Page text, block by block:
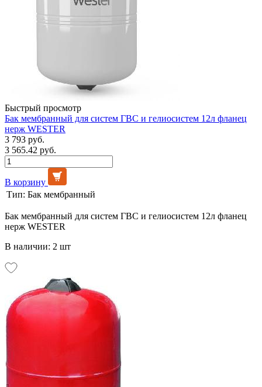
Быстрый просмотр
Бак мембранный для систем ГВС и гелиосистем 12л фланец
нерж WESTER
3 793 руб.
3 565.42 руб.
В корзину
Тип: Бак мембранный
Бак мембранный для систем ГВС и гелиосистем 12л фланец
нерж WESTER
В наличии: 2 шт